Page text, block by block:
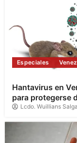
Especiales
Hantavirus en
para protegerse
Lcdo. Wuillians